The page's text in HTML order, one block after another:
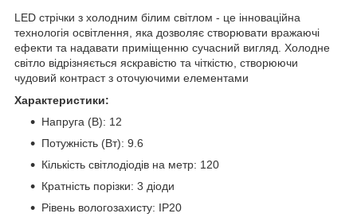
LED стрічки з холодним білим світлом - це інноваційна
технологія освітлення, яка дозволяє створювати вражаючі
ефекти та надавати приміщенню сучасний вигляд. Холодне
світло відрізняється яскравістю та чіткістю, створюючи
чудовий контраст з оточуючими елементами
Характеристики:
Напруга (В): 12
Потужність (Вт): 9.6
Кількість світлодіодів на метр: 120
Кратність порізки: 3 діоди
Рівень вологозахисту: IP20